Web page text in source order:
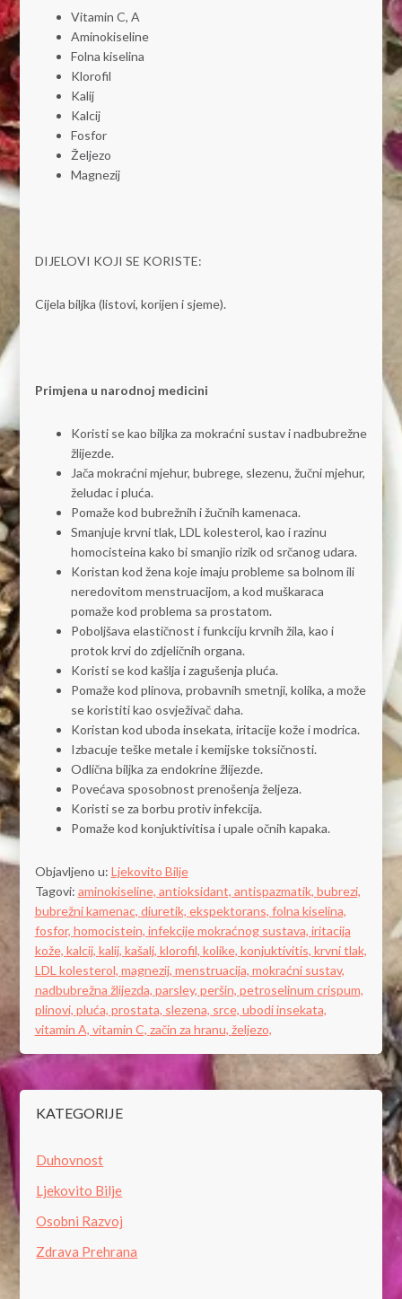
Vitamin C, A
Aminokiseline
Folna kiselina
Klorofil
Kalij
Kalcij
Fosfor
Željezo
Magnezij
DIJELOVI KOJI SE KORISTE:
Cijela biljka (listovi, korijen i sjeme).
Primjena u narodnoj medicini
Koristi se kao biljka za mokraćni sustav i nadbubrežne
žlijezde.
Jača mokraćni mjehur, bubrege, slezenu, žučni mjehur,
želudac i pluća.
Pomaže kod bubrežnih i žučnih kamenaca.
Smanjuje krvni tlak, LDL kolesterol, kao i razinu
homocisteina kako bi smanjio rizik od srčanog udara.
Koristan kod žena koje imaju probleme sa bolnom ili
neredovitom menstruacijom, a kod muškaraca
pomaže kod problema sa prostatom.
Poboljšava elastičnost i funkciju krvnih žila, kao i
protok krvi do zdjeličnih organa.
Koristi se kod kašlja i zagušenja pluća.
Pomaže kod plinova, probavnih smetnji, kolika, a može
se koristiti kao osvježivač daha.
Koristan kod uboda insekata, iritacije kože i modrica.
Izbacuje teške metale i kemijske toksičnosti.
Odlična biljka za endokrine žlijezde.
Povećava sposobnost prenošenja željeza.
Koristi se za borbu protiv infekcija.
Pomaže kod konjuktivitisa i upale očnih kapaka.
Objavljeno u: Ljekovito Bilje
Tagovi: aminokiseline, antioksidant, antispazmatik, bubrezi,
bubrežni kamenac, diuretik, ekspektorans, folna kiselina,
fosfor, homocistein, infekcije mokraćnog sustava, iritacija
kože, kalcij, kalij, kašalj, klorofil, kolike, konjuktivitis, krvni tlak,
LDL kolesterol, magnezij, menstruacija, mokraćni sustav,
nadbubrežna žlijezda, parsley, peršin, petroselinum crispum,
plinovi, pluća, prostata, slezena, srce, ubodi insekata,
vitamin A, vitamin C, začin za hranu, željezo,
KATEGORIJE
Duhovnost
Ljekovito Bilje
Osobni Razvoj
Zdrava Prehrana